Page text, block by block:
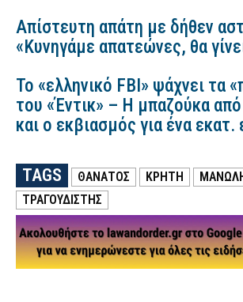
Απίστευτη απάτη με δήθεν
«Κυνηγάμε απατεώνες, θα
Το «ελληνικό FBI» ψάχνει τα
του «Έντικ» – Η μπαζούκα
και ο εκβιασμός για ένα
TAGS ΘΑΝΑΤΟΣ ΚΡΗΤΗ
ΤΡΑΓΟΥΔΙΣΤΗΣ